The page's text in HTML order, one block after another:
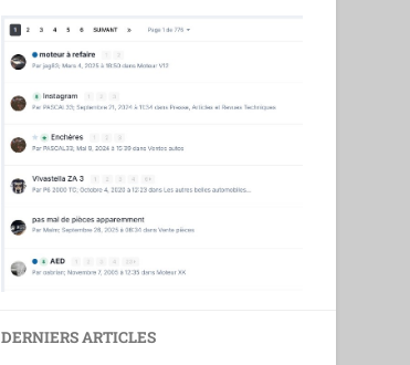
DERNIERS ARTICLES